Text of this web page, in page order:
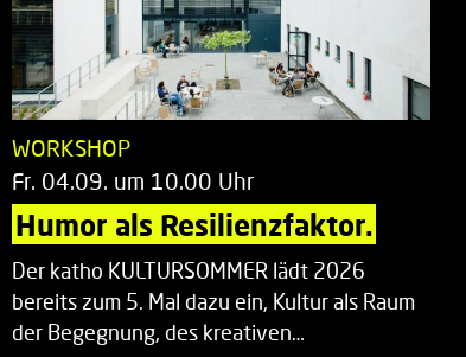
WORKSHOP
Fr. 04.09. um 10.00 Uhr
Humor als Resilienzfaktor.
Der katho KULTURSOMMER lädt 2026
bereits zum 5. Mal dazu ein, Kultur als Raum
der Begegnung, des kreativen…